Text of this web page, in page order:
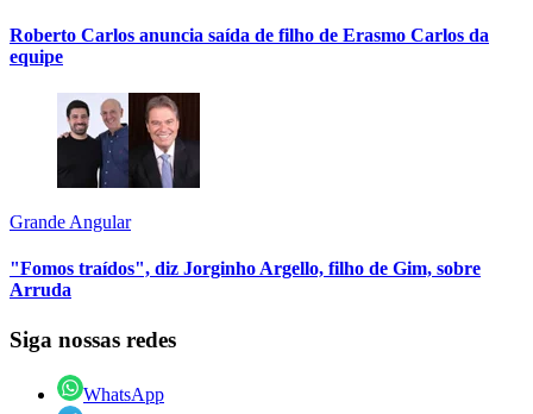
Roberto Carlos anuncia saída de filho de Erasmo Carlos da
equipe
Grande Angular
"Fomos traídos", diz Jorginho Argello, filho de Gim, sobre
Arruda
Siga nossas redes
WhatsApp